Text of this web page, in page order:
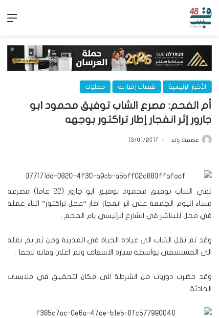
الأخبار الرئيسية قبسات إخبارية محليّات
أم الفحم: مصرع الشاب توفيق محمود ابو
جارور إثر انفجار إطار تراكتور بوجهه
عصمت وتد 13/01/2017
لقي الشاب توفيق محمود توفيق ابو جارور (22 عاما) مصرعه
مساء اليوم الجمعة على اثر انفجار اطار “عجل تراكتور” اثناء عمله
في محل للبناشر في الشارع الرئيسي بام الفحم .
وقد تم نقل الشاب الى عيادة الحياة في المدينة ومن ثم تم نقله
الى المستشفى بواسطة سيارة الاسعاف وتم اعلان وفاته لاحقا .
وقد حضرت دوريات من الشرطة الى مكان لتحقيق في ملابسات
الحادثة.